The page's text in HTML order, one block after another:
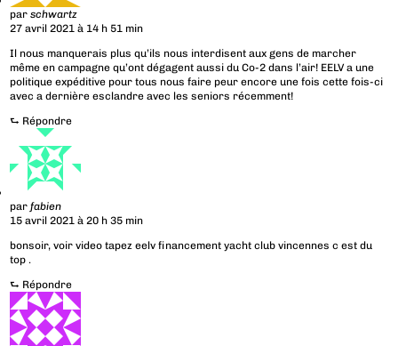
parschwartz
27 avril 2021 à 14 h 51 min
Il nous manquerais plus qu’ils nous interdisent aux gens de marcher
même en campagne qu’ont dégagent aussi du Co-2 dans l’air! EELV a une
politique expéditive pour tous nous faire peur encore une fois cette fois-ci
avec a dernière esclandre avec les seniors récemment!
⮑ Répondre
parfabien
15 avril 2021 à 20 h 35 min
bonsoir, voir video tapez eelv financement yacht club vincennes c est du
top .
⮑ Répondre